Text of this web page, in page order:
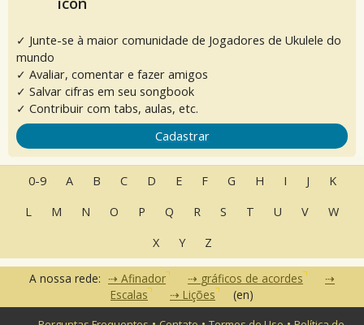
✓ Junte-se à maior comunidade de Jogadores de Ukulele do
mundo
✓ Avaliar, comentar e fazer amigos
✓ Salvar cifras em seu songbook
✓ Contribuir com tabs, aulas, etc.
Cadastrar
0-9 A B C D E F G H I J
K
L
M N O P Q R S T U V
W
X
Y Z
A nossa rede: Afinador
gráficos de acordes
Escalas
Lições (en)